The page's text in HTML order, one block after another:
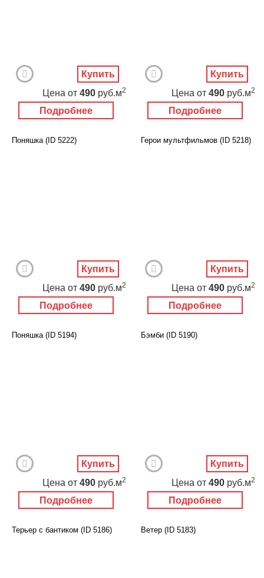
Подробнее
Цена от 490 руб.м2
Купить
Подробнее
Цена от 490 руб.м2
Купить
Поняшка (ID 5222)
Подробнее
Цена от 490 руб.м2
Купить
Герои мультфильмов (ID 5218)
Подробнее
Цена от 490 руб.м2
Купить
Поняшка (ID 5194)
Подробнее
Цена от 490 руб.м2
Купить
Бэмби (ID 5190)
Подробнее
Цена от 490 руб.м2
Купить
Терьер с бантиком (ID 5186) Ветер (ID 5183)